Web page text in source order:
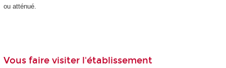
ou atténué.
Vous faire visiter l'établissement